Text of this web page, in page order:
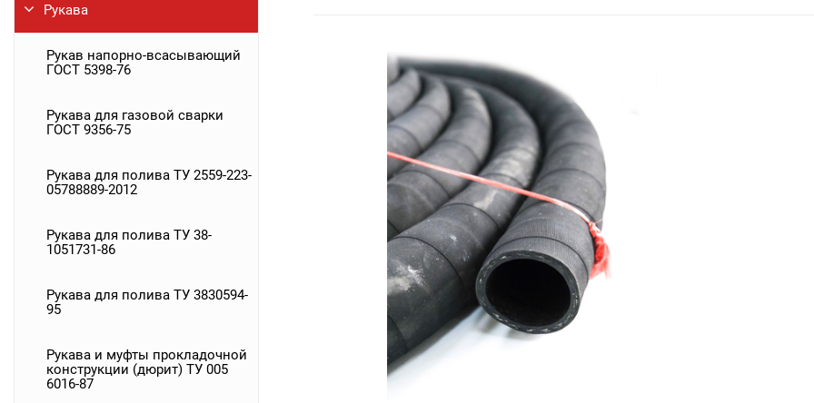
Рукава
Рукав напорно-всасывающий
ГОСТ 5398-76
Рукава для газовой сварки
ГОСТ 9356-75
Рукава для полива ТУ 2559-223-
05788889-2012
Рукава для полива ТУ 38-
1051731-86
Рукава для полива ТУ 3830594-
95
Рукава и муфты прокладочной
конструкции (дюрит) ТУ 005
6016-87